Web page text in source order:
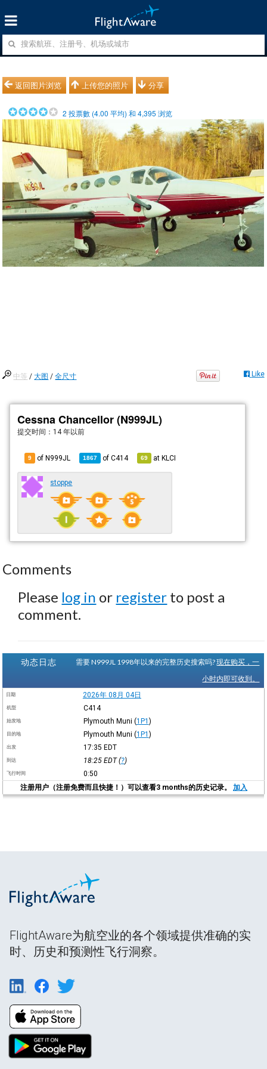
返回图片浏览 上传您的照片 分享
2 投票數 (4.00 平均) 和4,395 浏览
中等 /大图 /全尺寸 Like
Cessna Chancellor (N999JL)
提交时间： 14 年以前
9 of N999JL 1867 ofC414 69 atKLCI
stoppe
Comments
Please log in or register to post a
comment.
动态日志 需要 N999JL 1998年以来的完整历史搜索吗?现在购买，一
小时内即可收到。
日期 2026年 08月 04日
机型 C414
始发地 Plymouth Muni (1P1 )
目的地 Plymouth Muni (1P1 )
出发 17:35 EDT
到达 18:25 EDT(?)
飞行时间
0:50
注册用户（注册免费而且快捷！）可以查看3 months的历史记录。 加入
FlightAware为航空业的各个领域提供准确的实
时、历史和预测性飞行洞察。